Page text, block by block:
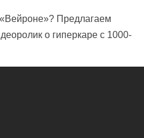
Предлагаем
о гиперкаре с 1000-